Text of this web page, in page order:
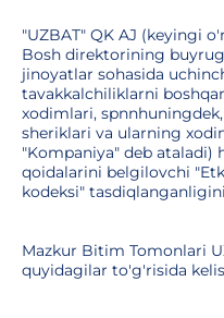
"UZBAT" QK AJ (keyingi
Bosh direktorining
jinoyatlar sohasida
tavakkalchiliklarni
xodimlari,
sheriklari va ularning
"Kompaniya" deb ataladi)
qoidalarini belgilovchi
kodeksi"
Mazkur Bitim Tomonlari
quyidagilar to'g'risida